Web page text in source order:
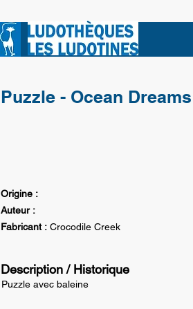
Puzzle - Ocean Dreams
Origine :
Auteur :
Fabricant : Crocodile Creek
Description / Historique
Puzzle avec baleine